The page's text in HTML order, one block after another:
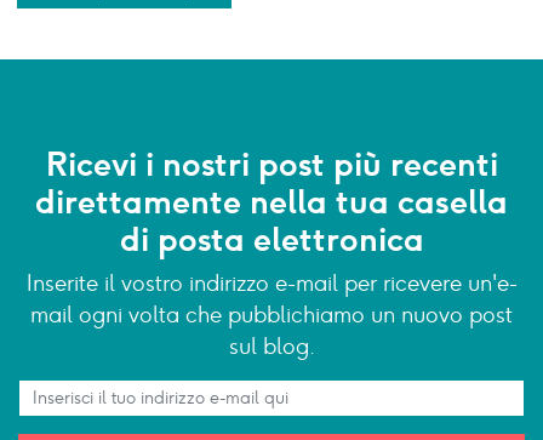
Ricevi i nostri post più recenti
direttamente nella tua casella
di posta elettronica
Inserite il vostro indirizzo e-mail per ricevere un'e-
mail ogni volta che pubblichiamo un nuovo post
sul blog.